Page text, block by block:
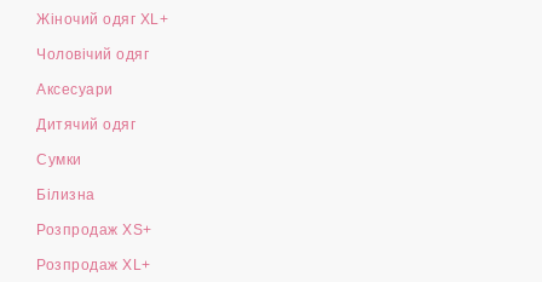
Жіночий одяг XL+
Чоловічий одяг
Аксесуари
Дитячий одяг
Сумки
Білизна
Розпродаж XS+
Розпродаж XL+